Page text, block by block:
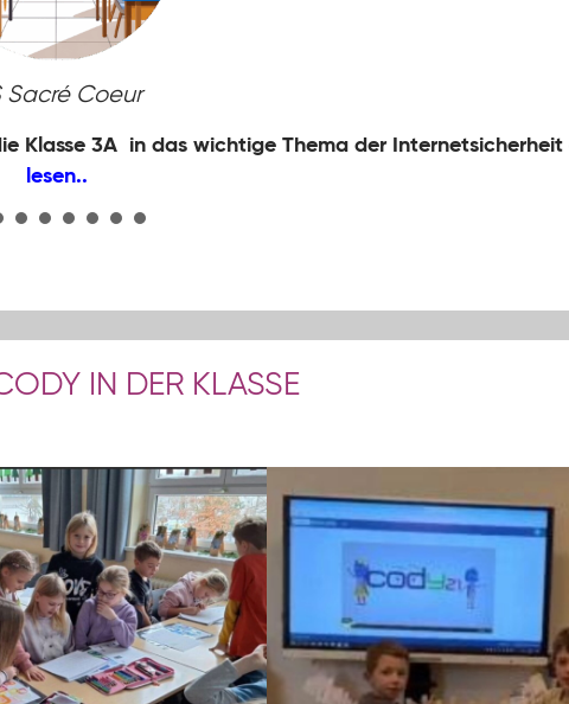
Sacré Coeur
Klasse 3A in das wichtige Thema der Internetsicherheit
lesen..
IN DER KLASSE